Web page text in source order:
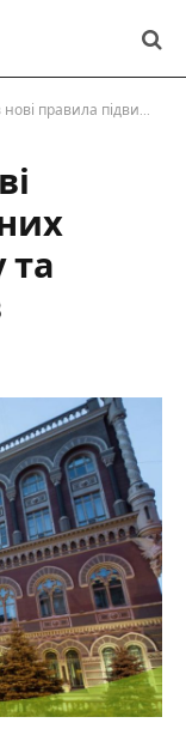
вимог до капіталу та ліквідності банків
та